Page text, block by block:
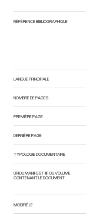
RÉFÉRENCE BIBLIOGRAPHIQUE
LANGUE PRINCIPALE
NOMBRE DE PAGES
PREMIÈRE PAGE
DERNIÈRE PAGE
TYPOLOGIE DOCUMENTAIRE
URI DU MANIFEST IIIF DU VOLUME
CONTENANT LE DOCUMENT
MODIFIÉ LE